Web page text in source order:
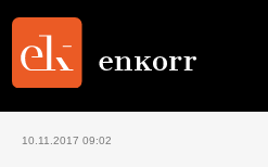
10.11.2017 09:02